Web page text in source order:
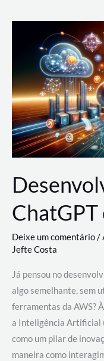
Nuvem:
Google
Cloud,
AWS
e
Azure
ChatGPT
Deixe um comentário/
Jefte Costa
Já pensou no
algo semelhante, sem
ferramentas da AWS?
a Inteligência Artificial
como um pilar de
maneira como